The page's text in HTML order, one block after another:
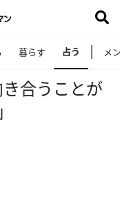
暮らす 占う メ
合うことが